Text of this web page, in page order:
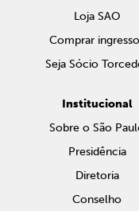
Loja SAO
Comprar
Seja Sócio
Institucional
Sobre o São
Presidência
Diretoria
Conselho